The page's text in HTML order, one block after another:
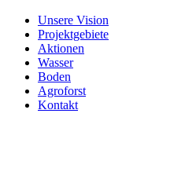
Unsere Vision
Projektgebiete
Aktionen
Wasser
Boden
Agroforst
Kontakt